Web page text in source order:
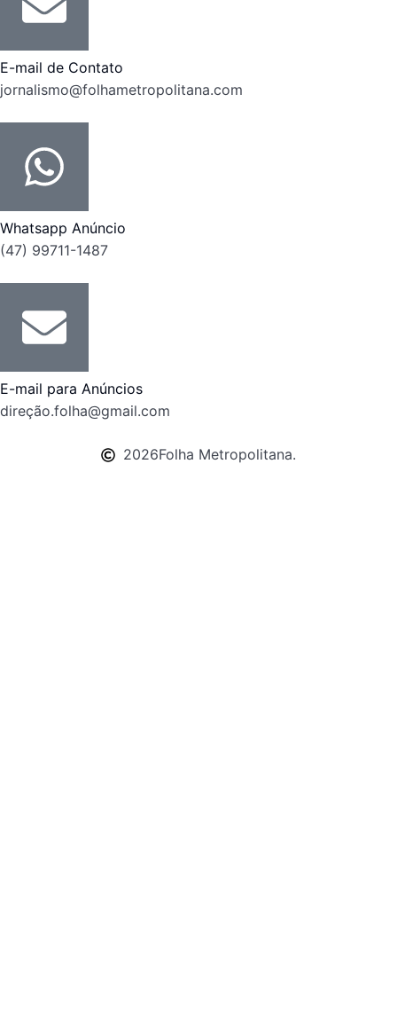
E-mail de Contato
jornalismo@folhametropolitana.com
Whatsapp Anúncio
(47) 99711-1487
E-mail para Anúncios
direção.folha@gmail.com
2026Folha Metropolitana.